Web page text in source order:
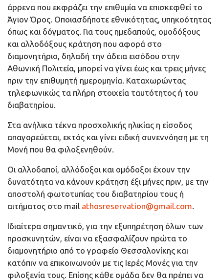
άρρενα που εκφράζει την επιθυμία να επισκεφθεί το
Άγιον Όρος. Οποιασδήποτε εθνικότητας, υπηκοότητας
όπως και δόγματος. Για τους ημεδαπούς, ομοδόξους
και αλλοδόξους κράτηση που αφορά στο
διαμονητήριο, δηλαδή την άδεια εισόδου στην
Αθωνική Πολιτεία, μπορεί να γίνει έως και τρεις μήνες
πριν την επιθυμητή ημερομηνία. Καταχωρώντας
τηλεφωνικώς τα πλήρη στοιχεία ταυτότητος ή του
διαβατηρίου.
Στα ανήλικα τέκνα προσχολικής ηλικίας η είσοδος
απαγορεύεται, εκτός και γίνει ειδική συνεννόηση με τη
Μονή που θα φιλοξενηθούν.
Οι αλλοδαποί, αλλόδοξοι και ομόδοξοι έχουν την
δυνατότητα να κάνουν κράτηση έξι μήνες πριν, με την
αποστολή φωτοτυπίας του διαβατηρίου τους ή
αιτήματος στο mail athosreservation@gmail.com
Ιδιαίτερα σημαντικό, για την εξυπηρέτηση όλων των
προσκυνητών, είναι να εξασφαλίζουν πρώτα το
διαμονητήριο από το γραφείο Θεσσαλονίκης και
κατόπιν να επικοινωνούν με τις Ιερές Μονές για την
φιλοξενία τους. Επίσης κάθε ομάδα δεν θα πρέπει να